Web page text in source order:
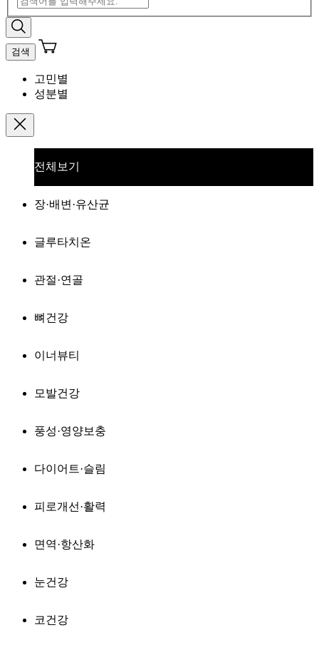
검색
고민별
성분별
전체보기
장·배변·유산균
글루타치온
관절·연골
뼈건강
이너뷰티
모발건강
풍성·영양보충
다이어트·슬림
피로개선·활력
면역·항산화
눈건강
코건강